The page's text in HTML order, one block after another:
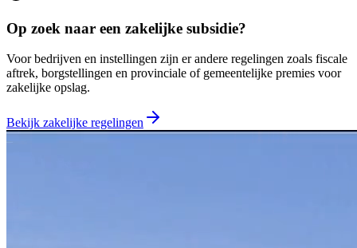
Op zoek naar een zakelijke subsidie?
Voor bedrijven en instellingen zijn er andere regelingen zoals fiscale
aftrek, borgstellingen en provinciale of gemeentelijke premies voor
zakelijke opslag.
Bekijk zakelijke regelingen